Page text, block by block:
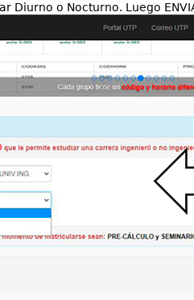
Diurno o Nocturno. Luego